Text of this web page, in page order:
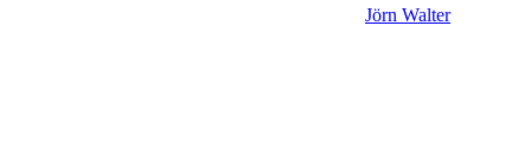
Jörn Walter